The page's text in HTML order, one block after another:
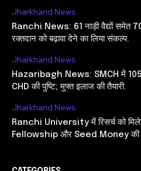
Jharkhand News
Ranchi News: 61 नाड़ी वैद्यों समेत 70
रक्तदान को बढ़ावा देने का लिया संकल्प.
Jharkhand News
Hazaribagh News: SMCH में 105
CHD की पुष्टि; मुफ्त इलाज की तैयारी.
Jharkhand News
Ranchi University में रिसर्च को
Fellowship और Seed Money की